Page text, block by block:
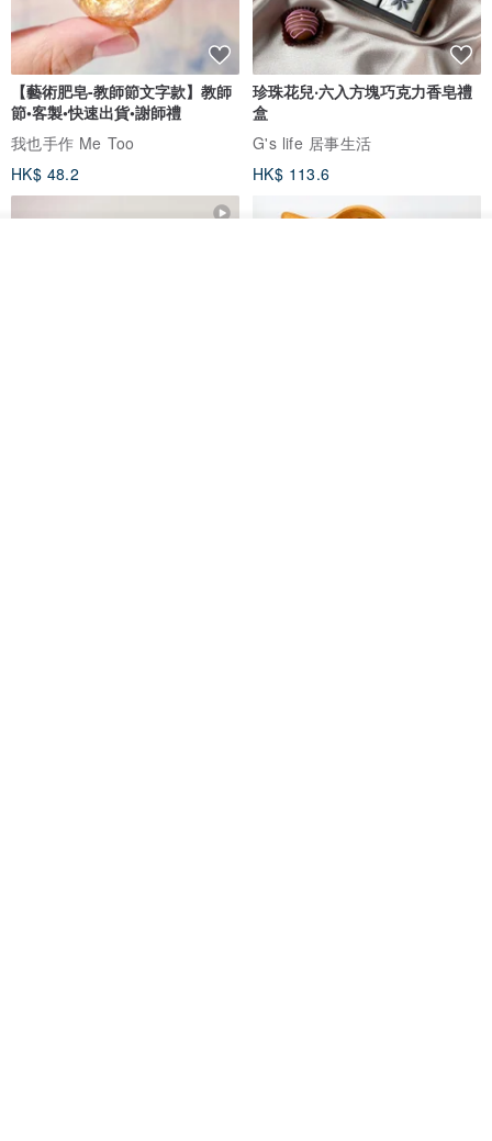
【藝術肥皂-教師節文字款】教師
節•客製•快速出貨•謝師禮
我也手作 Me Too
HK$ 48.2
珍珠花兒‧六入方塊巧克力香皂禮
盒
G's life 居事生活
HK$ 113.6